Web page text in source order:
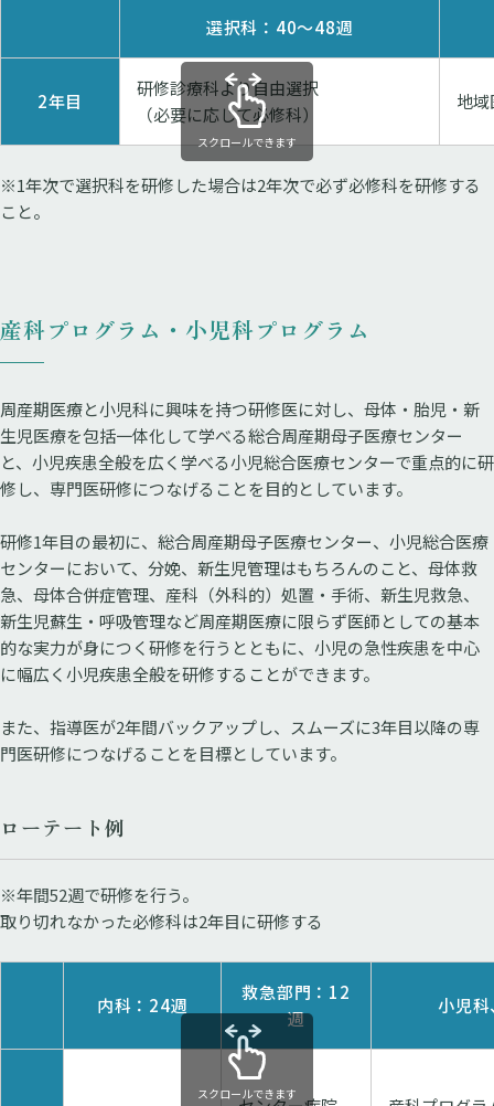
選択科：40〜48週
2年目
研修診療科より自由選択
（必要に応じて必修科）
地
※1年次で選択科を研修した場合は2年次で必ず必修科を研修する
こと。
スクロールできます
産科プログラム・小児科プログラム
周産期医療と小児科に興味を持つ研修医に対し、母体・胎児・新
生児医療を包括一体化して学べる総合周産期母子医療センター
と、小児疾患全般を広く学べる小児総合医療センターで重点的に研
修し、専門医研修につなげることを目的としています。
研修1年目の最初に、総合周産期母子医療センター、小児総合医療
センターにおいて、分娩、新生児管理はもちろんのこと、母体救
急、母体合併症管理、産科（外科的）処置・手術、新生児救急、
新生児蘇生・呼吸管理など周産期医療に限らず医師としての基本
的な実力が身につく研修を行うとともに、小児の急性疾患を中心
に幅広く小児疾患全般を研修することができます。
また、指導医が2年間バックアップし、スムーズに3年目以降の専
門医研修につなげることを目標としています。
ローテート例
※年間52週で研修を行う。
取り切れなかった必修科は2年目に研修する
内科：24週
救急部門：12
週
小児
スクロールできます